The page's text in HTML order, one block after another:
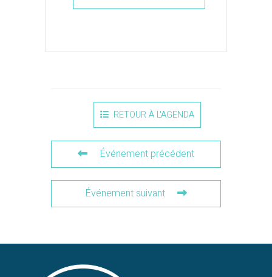
RETOUR À L'AGENDA
Événement précédent
Événement suivant